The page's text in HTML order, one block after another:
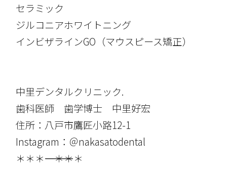
セラミック
ジルコニアホワイトニング
インビザラインGO（マウスピース矯正）
中里デンタルクリニック.
歯科医師 歯学博士 中里好宏
住所：八戸市鷹匠小路12-1
Instagram：＠nakasatodental
＊＊＊――――――――――――――――＊＊＊